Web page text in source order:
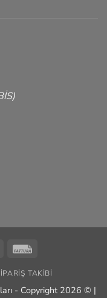
Credit
2
TAKIBI
- Copyright 2026 © |